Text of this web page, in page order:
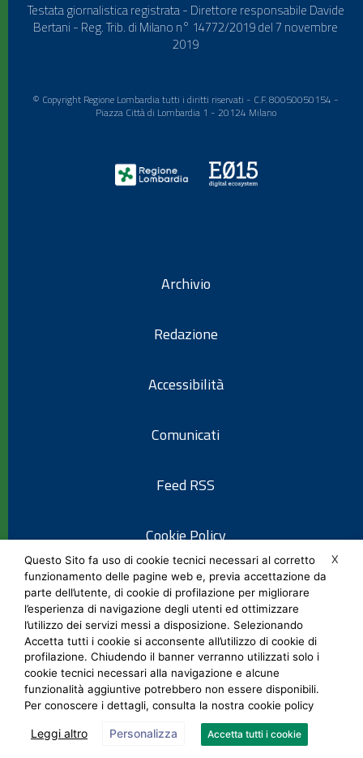
Testata giornalistica registrata - Direttore responsabile Davide
Bertani - Reg. Trib. di Milano n° 14772/2019 del 7 novembre
2019
© Copyright Regione Lombardia tutti i diritti riservati - C.F. 80050050154 -
Piazza Città di Lombardia 1 - 20124 Milano
Archivio
Redazione
Accessibilità
Comunicati
Feed RSS
Cookie Policy
Informativa privacy
Note legali
Social Media Policy
X
Questo Sito fa uso di cookie tecnici necessari al corretto
funzionamento delle pagine web e, previa accettazione da
parte dell’utente, di cookie di profilazione per migliorare
l’esperienza di navigazione degli utenti ed ottimizzare
l’utilizzo dei servizi messi a disposizione. Selezionando
Accetta tutti i cookie si acconsente all’utilizzo di cookie di
profilazione. Chiudendo il banner verranno utilizzati solo i
cookie tecnici necessari alla navigazione e alcune
funzionalità aggiuntive potrebbero non essere disponibili.
Per conoscere i dettagli, consulta la nostra cookie policy
Leggi altro Personalizza Accetta tutti i cookie